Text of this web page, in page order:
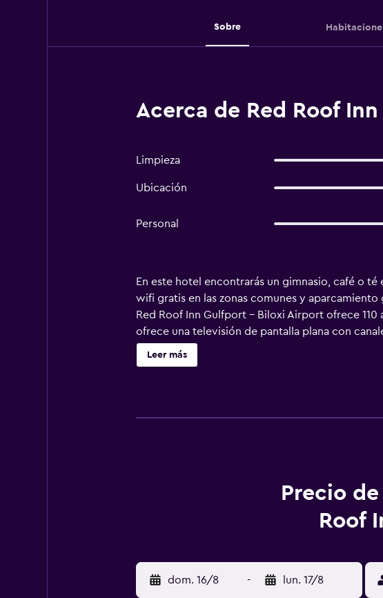
Sobre
Acerca de Red Roof
Limpieza
Ubicación
Personal
En este hotel encontrarás un gimnasio, café o
wifi gratis en las zonas comunes y
Red Roof Inn Gulfport - Biloxi Airport ofrece
ofrece una televisión de pantalla plana con
servicios para las personas de negocios
son gratuitas (pueden existir restricciones). Las
Leer más
Precio
Roof
dom. 16/8 - lun. 17/8